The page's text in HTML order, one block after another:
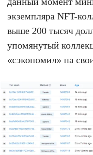
экземпляра NFT-
выше 200 тысяч
упомянутый
«сэкономил» на